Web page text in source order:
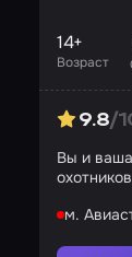
Возраст
14+
9.8/
Вы и
м.